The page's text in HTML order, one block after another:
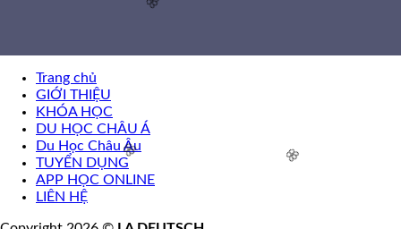
🌸
Trang chủ
GIỚI THIỆU
KHÓA HỌC
DU HỌC CHÂU Á
Du Học Châu Âu
TUYỂN DỤNG
APP HỌC ONLINE
LIÊN HỆ